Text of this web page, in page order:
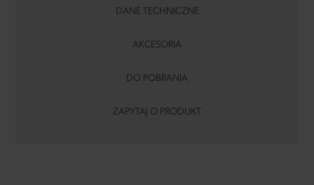
DANE TECHNICZNE
AKCESORIA
DO POBRANIA
ZAPYTAJ O PRODUKT